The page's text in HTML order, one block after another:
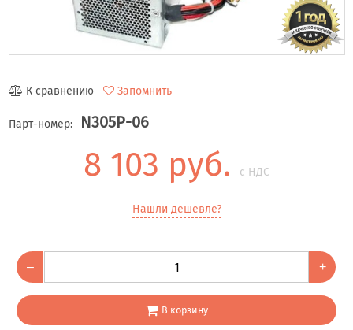
К сравнению Запомнить
Парт-номер: N305P-06
8 103 руб. с НДС
Нашли дешевле?
– +
В корзину